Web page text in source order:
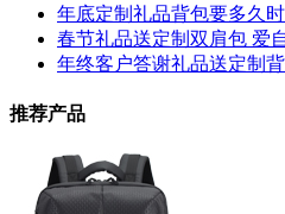
年底定制礼品背包要多久
春节礼品送定制双肩包 爱
年终客户答谢礼品送定制
推荐产品